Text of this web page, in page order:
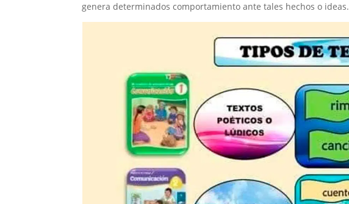
genera determinados comportamiento ante tales hechos o ideas.